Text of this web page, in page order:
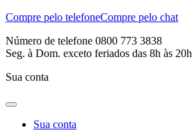
Compre pelo telefoneCompre pelo chat
Número de telefone 0800 773 3838
Seg. à Dom. exceto feriados das 8h às 20h
Sua conta
Sua conta